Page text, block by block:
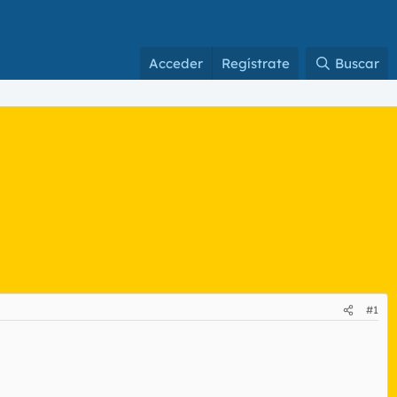
Acceder Regístrate Buscar
#1